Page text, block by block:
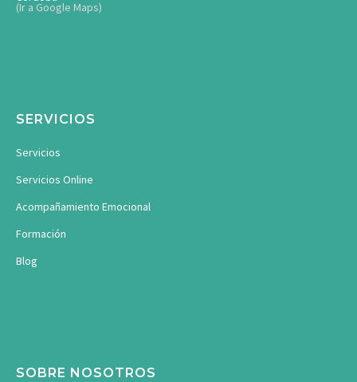
(Ir a Google Maps)
SERVICIOS
Servicios
Servicios Online
Acompañamiento Emocional
Formación
Blog
SOBRE NOSOTROS